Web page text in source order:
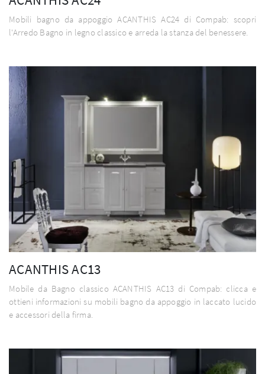
Mobili bagno da appoggio ACANTHIS AC24 di Compab: scopri
l'Arredo Bagno in legno classico e arreda la stanza del benessere.
ACANTHIS AC13
Mobile da Bagno classico ACANTHIS AC13 di Compab: clicca e
ottieni informazioni su mobili bagno da appoggio in laccato lucido
e accessori della firma.